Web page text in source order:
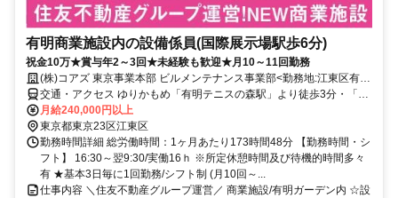
有明商業施設内の設備係員(国際展示場駅歩6分)
祝金10万★賞与年2～3回★未経験も歓迎★月10～11回勤務
(株)コアズ 東京事業本部 ビルメンテナンス事業部<勤務地:江東区有
明/有明ガーデン>
交通・アクセス ゆりかもめ「有明テニスの森駅」より徒歩3分・「有
明駅」より徒歩4分・りんかい線「国際展示場駅」より徒歩6分
月給240,000円以上
東京都東京23区江東区
勤務時間詳細 総労働時間：1ヶ月あたり173時間48分 【勤務時間・シ
フト】 16:30～翌9:30/実働16ｈ ※所定休憩時間及び待機的時間多々
有 ★基本3日毎に1回勤務/シフト制 (月10回～...
仕事内容 ＼住友不動産グループ運営／ 商業施設/有明ガーデン内 ☆設